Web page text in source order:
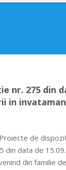
nr. 275 din
in
Proiecte de
din data de
din familie